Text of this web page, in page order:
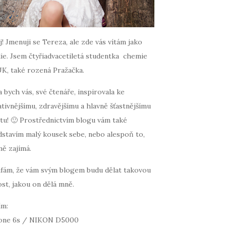
Jmenuji se Tereza, ale zde vás vítám jako
Jsem čtyřiadvacetiletá studentka chemie
také rozená Pražačka.
bych vás, své čtenáře, inspirovala ke
zdravějšímu a hlavně šťastnějšímu
🙂 Prostřednictvím blogu vám také
malý kousek sebe, nebo alespoň to,
zajímá.
že vám svým blogem budu dělat takovou
jakou on dělá mně.
6s / NIKON D5000